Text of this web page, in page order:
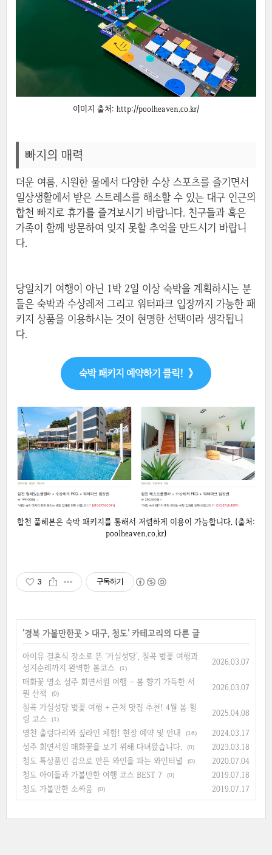
이미지 출처: http://poolheaven.co.kr/
빠지의 매력
더운 여름, 시원한 물에서 다양한 수상 스포츠를 즐기면서
일상생활에서 받은 스트레스를 해소할 수 있는 대구 인근의
합천 빠지로 휴가를 즐겨보시기 바랍니다. 친구들과 혹은
가족이 함께 방문하여 잊지 못할 추억을 만드시기 바랍니
다.
당일치기 여행이 아닌 1박 2일 이상 숙박을 계획하시는 분
들은 숙박과 수상레저 그리고 워터파크 입장까지 가능한 패
키지 상품을 이용하시는 것이 현명한 선택이라 생각됩니
다.
숙박 패키지 예약하기 클릭! 》
합천 풀헤븐은 숙박 패키지를 통해서 저렴하게 이용이 가능합니다. (출처:
poolheaven.co.kr)
3 구독하기
'경북 가볼만한곳 > 대구, 청도' 카테고리의 다른 글
아이유 결혼식 장소로 뜬 ‘가실성당’, 칠곡 벚꽃 여행과
성지순례까지 완벽한 봄코스
(1)
2026.03.07
매화꽃 명소 성주 회연서원 여행 – 봄 향기 가득한 서
원 산책
(0)
2026.03.07
칠곡 가실성당 벚꽃 여행 + 근처 맛집 추천! 4월 봄 힐
링 코스
(1)
2025.04.08
영천 출렁다리와 짚라인 체험! 현장 예약 및 안내
(16)
2024.03.17
성주 회연서원 매화꽃을 보기 위해 다녀왔습니다.
(0)
2023.03.18
청도 특상품인 감으로 만든 와인을 파는 와인터널
(0)
2020.07.04
청도 아이들과 가볼만한 여행 코스 BEST 7
(0)
2019.07.18
청도 가볼만한 소싸움
(0) 2019.07.17